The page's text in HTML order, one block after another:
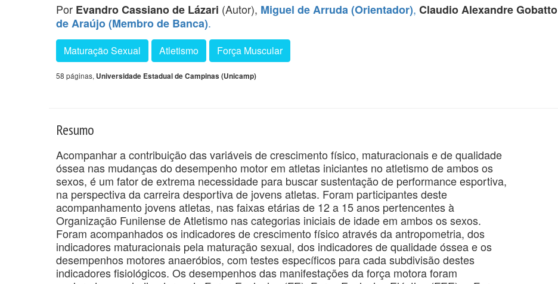
Por Evandro Cassiano de Lázari (Autor), Miguel de Arruda (Orientador), Claudio Alexandre Gobatto
de Araújo (Membro de Banca).
Maturação Sexual Atletismo Força Muscular
58 páginas, Universidade Estadual de Campinas (Unicamp)
Resumo
Acompanhar a contribuição das variáveis de crescimento físico, maturacionais e de qualidade
óssea nas mudanças do desempenho motor em atletas iniciantes no atletismo de ambos os
sexos, é um fator de extrema necessidade para buscar sustentação de performance esportiva,
na perspectiva da carreira desportiva de jovens atletas. Foram participantes deste
acompanhamento jovens atletas, nas faixas etárias de 12 a 15 anos pertencentes à
Organização Funilense de Atletismo nas categorias iniciais de idade em ambos os sexos.
Foram acompanhados os indicadores de crescimento físico através da antropometria, dos
indicadores maturacionais pela maturação sexual, dos indicadores de qualidade óssea e os
desempenhos motores anaeróbios, com testes específicos para cada subdivisão destes
indicadores fisiológicos. Os desempenhos das manifestações da força motora foram